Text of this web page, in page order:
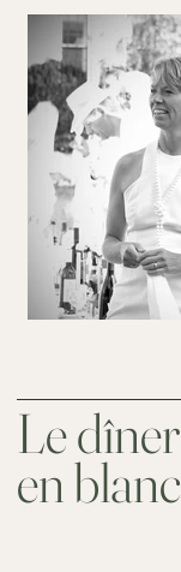
Le dîner
en blanc